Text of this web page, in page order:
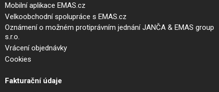
Mobilní aplikace EMAS.cz
Velkoobchodní spolupráce s EMAS.cz
Oznámení o možném protiprávním jednání JANČA & EMAS group
s.r.o.
Vrácení objednávky
Cookies
Fakturační údaje